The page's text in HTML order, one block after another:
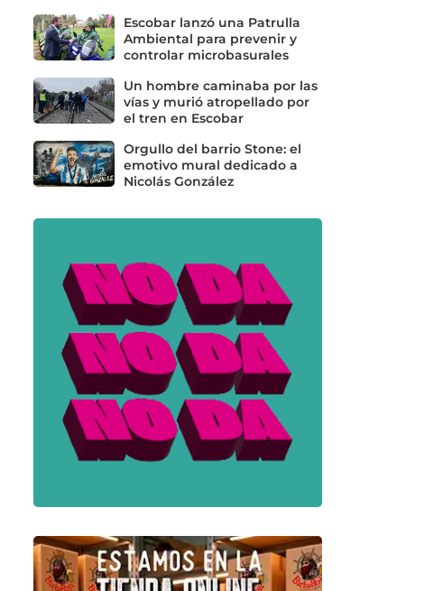
Escobar lanzó una Patrulla
Ambiental para prevenir y
controlar microbasurales
Un hombre caminaba por las
vías y murió atropellado por
el tren en Escobar
Orgullo del barrio Stone: el
emotivo mural dedicado a
Nicolás González